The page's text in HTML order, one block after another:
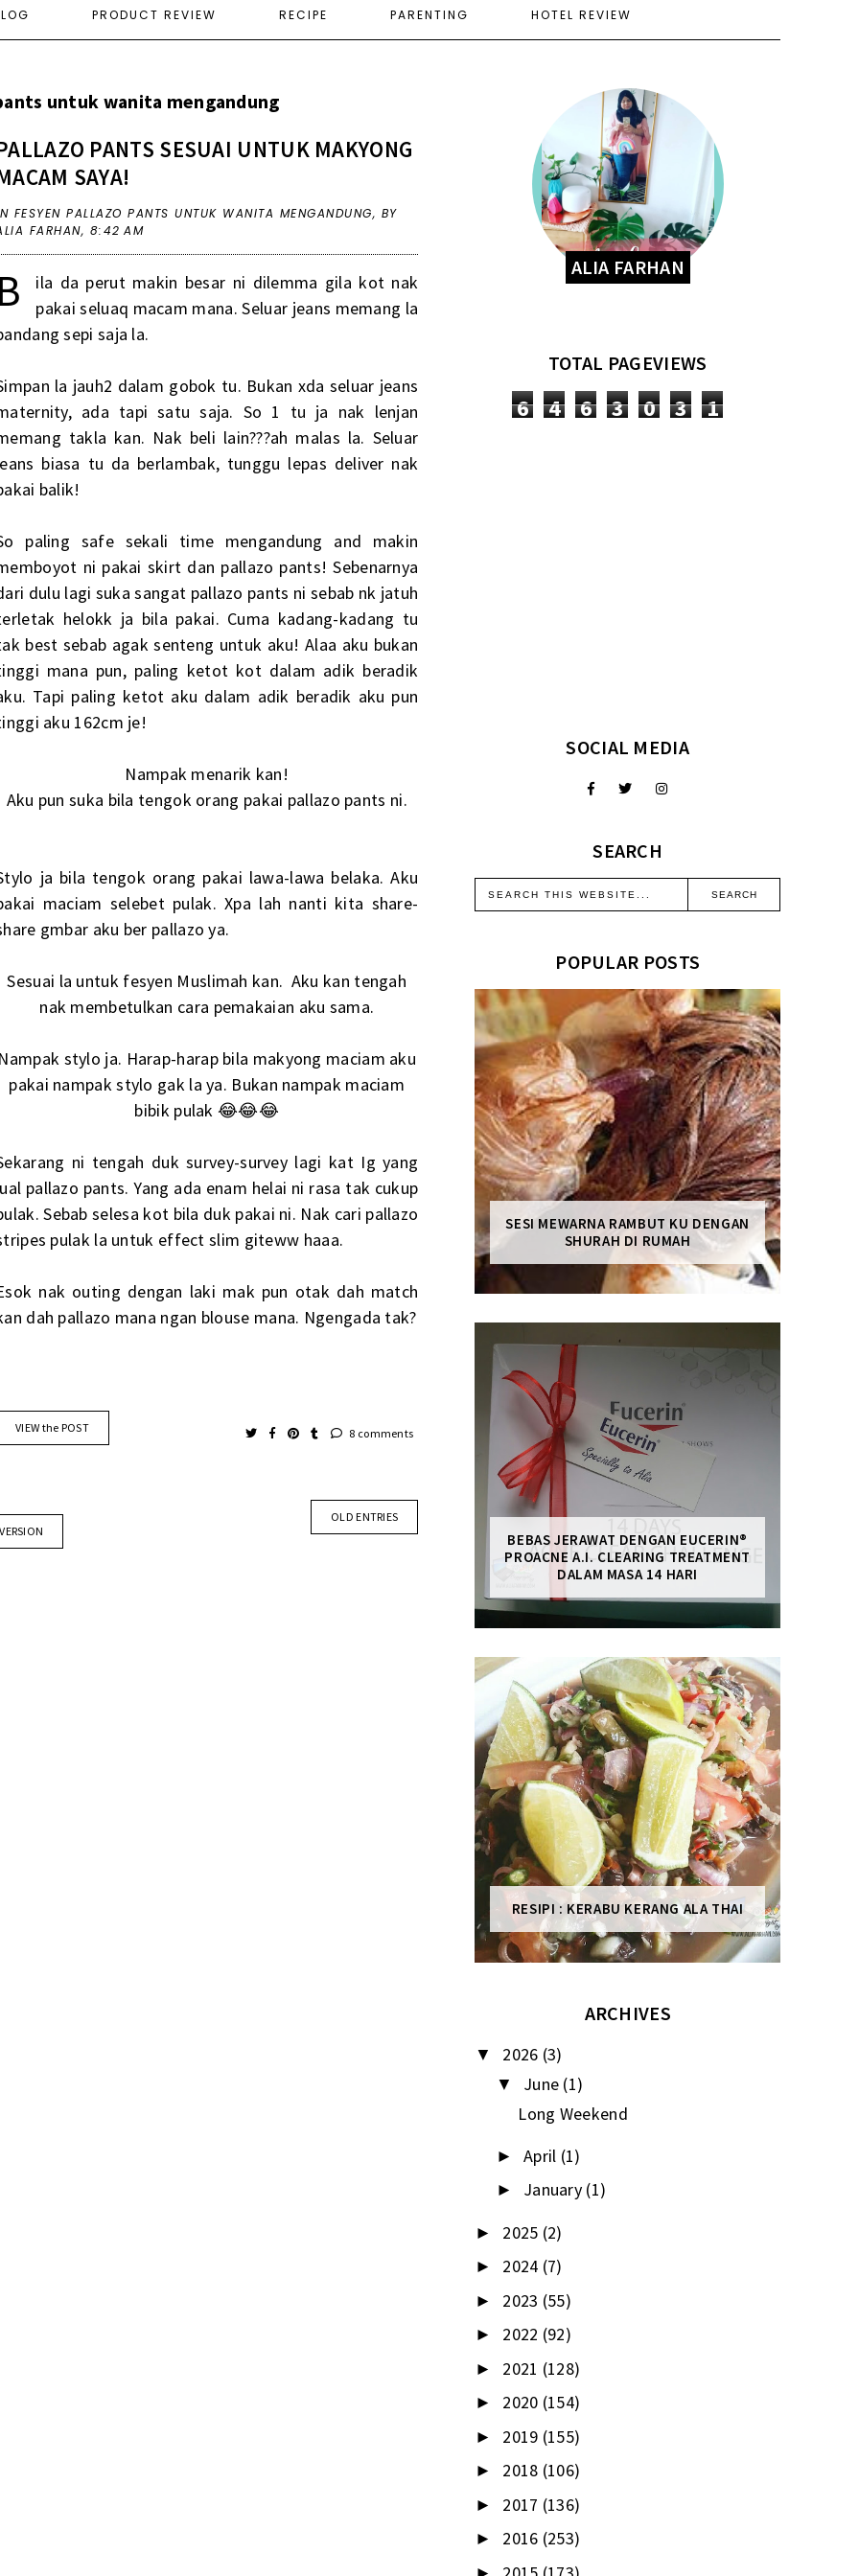
PRODUCT REVIEW RECIPE PARENTING HOTEL REVIEW
untuk wanita mengandung
PANTS SESUAI UNTUK MAKYONG
SAYA!
FESYEN PALLAZO PANTS UNTUK WANITA MENGANDUNG, BY
FARHAN, 8:42 AM
B
ila da perut makin besar ni dilemma gila kot nak
pakai seluaq macam mana. Seluar jeans memang la
sepi saja la.
la jauh2 dalam gobok tu. Bukan xda seluar jeans
ada tapi satu saja. So 1 tu ja nak lenjan
takla kan. Nak beli lain???ah malas la. Seluar
biasa tu da berlambak, tunggu lepas deliver nak
balik!
paling safe sekali time mengandung and makin
ni pakai skirt dan pallazo pants! Sebenarnya
dulu lagi suka sangat pallazo pants ni sebab nk jatuh
helokk ja bila pakai. Cuma kadang-kadang tu
best sebab agak senteng untuk aku! Alaa aku bukan
mana pun, paling ketot kot dalam adik beradik
Tapi paling ketot aku dalam adik beradik aku pun
aku 162cm je!
Nampak menarik kan!
Aku pun suka bila tengok orang pakai pallazo pants ni.
ja bila tengok orang pakai lawa-lawa belaka. Aku
maciam selebet pulak. Xpa lah nanti kita share-
gmbar aku ber pallazo ya.
Sesuai la untuk fesyen Muslimah kan. Aku kan tengah
nak membetulkan cara pemakaian aku sama.
Nampak stylo ja. Harap-harap bila makyong maciam aku
pakai nampak stylo gak la ya. Bukan nampak maciam
bibik pulak 😂😂😂
ni tengah duk survey-survey lagi kat Ig yang
pallazo pants. Yang ada enam helai ni rasa tak cukup
Sebab selesa kot bila duk pakai ni. Nak cari pallazo
pulak la untuk effect slim giteww haaa.
nak outing dengan laki mak pun otak dah match
dah pallazo mana ngan blouse mana. Ngengada tak?
VIEW the POST 8 comments
OLD ENTRIES
ALIA FARHAN
TOTAL PAGEVIEWS
6 4 6 3 0 3 1
SOCIAL MEDIA
SEARCH
POPULAR POSTS
SESI MEWARNA RAMBUT KU DENGAN
SHURAH DI RUMAH
BEBAS JERAWAT DENGAN EUCERIN®
PROACNE A.I. CLEARING TREATMENT
DALAM MASA 14 HARI
RESIPI : KERABU KERANG ALA THAI
ARCHIVES
▼ 2026 (3)
▼ June (1)
Long Weekend
► April (1)
► January (1)
► 2025 (2)
► 2024 (7)
► 2023 (55)
► 2022 (92)
► 2021 (128)
► 2020 (154)
► 2019 (155)
► 2018 (106)
► 2017 (136)
► 2016 (253)